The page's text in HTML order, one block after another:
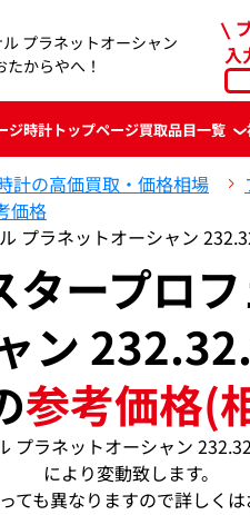
プラネットオーシャン
からやへ！
入
ジ時計トップページ買取品目一覧
計の高価買取・価格相場
価格
プラネットオーシャン
タープロ
ン
参考価格(
プラネットオーシャン
により変動致します。
ても異なりますので詳しく